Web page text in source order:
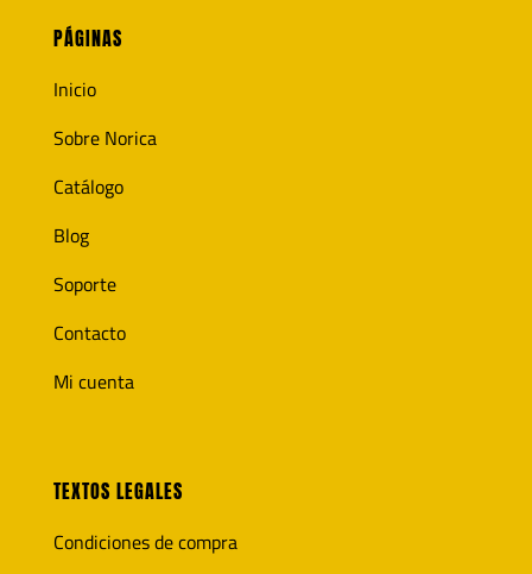
PÁGINAS
Inicio
Sobre Norica
Catálogo
Blog
Soporte
Contacto
Mi cuenta
TEXTOS LEGALES
Condiciones de compra